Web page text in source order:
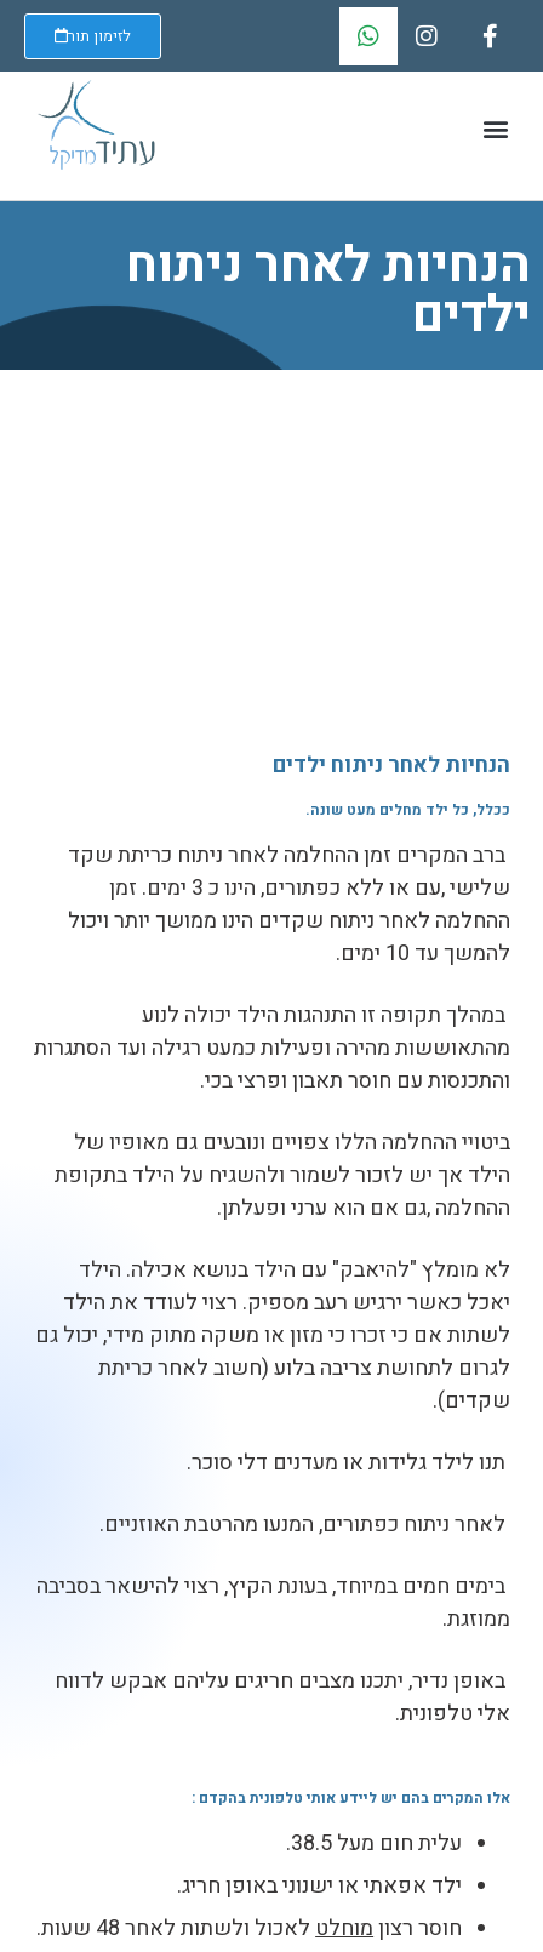
לזימון תור
הנחיות לאחר ניתוח
ילדים
הנחיות לאחר ניתוח ילדים
ככלל, כל ילד מחלים מעט שונה.
ברב המקרים זמן ההחלמה לאחר ניתוח כריתת שקד
שלישי ,עם או ללא כפתורים, הינו כ 3 ימים. זמן
ההחלמה לאחר ניתוח שקדים הינו ממושך יותר ויכול
להמשך עד 10 ימים.
במהלך תקופה זו התנהגות הילד יכולה לנוע
מהתאוששות מהירה ופעילות כמעט רגילה ועד הסתגרות
והתכנסות עם חוסר תאבון ופרצי בכי.
ביטויי ההחלמה הללו צפויים ונובעים גם מאופיו של
הילד אך יש לזכור לשמור ולהשגיח על הילד בתקופת
ההחלמה ,גם אם הוא ערני ופעלתן.
לא מומלץ "להיאבק" עם הילד בנושא אכילה. הילד
יאכל כאשר ירגיש רעב מספיק. רצוי לעודד את הילד
לשתות אם כי זכרו כי מזון או משקה מתוק מידי, יכול גם
לגרום לתחושת צריבה בלוע (חשוב לאחר כריתת
שקדים).
תנו לילד גלידות או מעדנים דלי סוכר.
לאחר ניתוח כפתורים, המנעו מהרטבת האוזניים.
בימים חמים במיוחד, בעונת הקיץ, רצוי להישאר בסביבה
ממוזגת.
באופן נדיר, יתכנו מצבים חריגים עליהם אבקש לדווח
אלי טלפונית.
אלו המקרים בהם יש ליידע אותי טלפונית בהקדם :
עלית חום מעל 38.5.
ילד אפאתי או ישנוני באופן חריג.
חוסר רצוןמוחלטלאכול ולשתות לאחר 48 שעות.